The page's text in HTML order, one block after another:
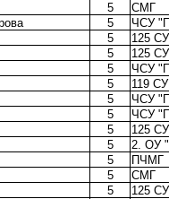
5
СМГ
5
ЧСУ
5
125 СУ
5
125 СУ
5
ЧСУ
5
119 СУ
5
ЧСУ
5
ЧСУ
5
125 СУ
5
2. ОУ
5
ПЧМГ
5
СМГ
5
125 СУ